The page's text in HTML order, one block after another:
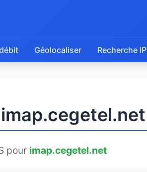
Géolocaliser Recherche IP
pour imap.cegetel.net